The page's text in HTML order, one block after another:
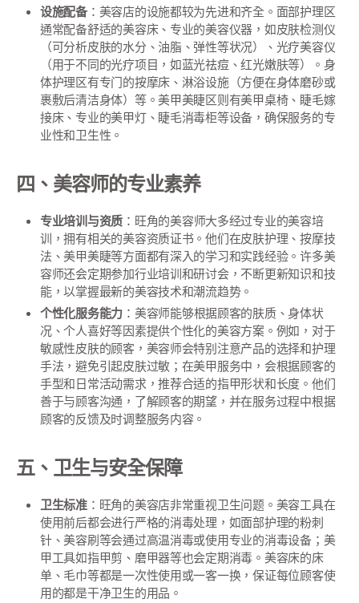
设施配备：美容店的设施都较为先进和齐全。面部护理区
通常配备舒适的美容床、专业的美容仪器，如皮肤检测仪
（可分析皮肤的水分、油脂、弹性等状况）、光疗美容仪
（用于不同的光疗项目，如蓝光祛痘、红光嫩肤等）。身
体护理区有专门的按摩床、淋浴设施（方便在身体磨砂或
裹敷后清洁身体）等。美甲美睫区则有美甲桌椅、睫毛嫁
接床、专业的美甲灯、睫毛消毒柜等设备，确保服务的专
业性和卫生性。
四、美容师的专业素养
专业培训与资质 ：旺角的美容师大多经过专业的美容培
训，拥有相关的美容资质证书。他们在皮肤护理、按摩技
法、美甲美睫等方面都有深入的学习和实践经验。许多美
容师还会定期参加行业培训和研讨会，不断更新知识和技
能，以掌握最新的美容技术和潮流趋势。
个性化服务能力 ：美容师能够根据顾客的肤质、身体状
况、个人喜好等因素提供个性化的美容方案。例如，对于
敏感性皮肤的顾客，美容师会特别注意产品的选择和护理
手法，避免引起皮肤过敏；在美甲服务中，会根据顾客的
手型和日常活动需求，推荐合适的指甲形状和长度。他们
善于与顾客沟通，了解顾客的期望，并在服务过程中根据
顾客的反馈及时调整服务内容。
五、卫生与安全保障
卫生标准：旺角的美容店非常重视卫生问题。美容工具在
使用前后都会进行严格的消毒处理，如面部护理的粉刺
针、美容刷等会通过高温消毒或使用专业的消毒设备；美
甲工具如指甲剪、磨甲器等也会定期消毒。美容床的床
单、毛巾等都是一次性使用或一客一换，保证每位顾客使
用的都是干净卫生的用品。